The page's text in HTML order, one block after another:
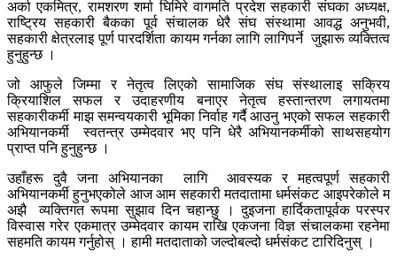
अर्का एकमित्र, रामशरण शर्मा घिमिरे वागमति प्रदेश सहकारी संघका अध्यक्ष,
राष्ट्रिय सहकारी बैकका पूर्व संचालक धेरै संघ संस्थामा आवद्ध अनुभवी,
सहकारी क्षेत्रलाइ पूर्ण पारदर्शिता कायम गर्नका लागि लागिपर्ने जुझारू व्यक्तित्व
हुनुहुन्छ ।
जो आफुले जिम्मा र नेतृत्व लिएको सामाजिक संघ संस्थालाइ सक्रिय
क्रियाशिल सफल र उदाहरणीय बनाएर नेतृत्व हस्तान्तरण लगायतमा
सहकारीकर्मी माझ समन्वयकारी भूमिका निर्वाह गर्दै आउनु भएको सफल सहकारी
अभियानकर्मी स्वतन्त्र उम्मेदवार भए पनि धेरै अभियानकर्मीको साथसहयोग
प्राप्त पनि हुनुहुन्छ ।
उहाँहरू दुवै जना अभियानका लागि आवस्यक र महत्वपूर्ण सहकारी
अभियानकर्मी हुनुभएकोले आज आम सहकारी मतदातामा धर्मसंकट आइपरेकोले म
अझै व्यक्तिगत रूपमा सुझाव दिन चहान्छु । दुइजना हार्दिकतापूर्वक परस्पर
विस्वास गरेर एकमात्र उम्मेदवार कायम राखि एकजना विज्ञ संचालकमा रहनेमा
सहमति कायम गर्नुहोस् । हामी मतदाताको जल्दोबल्दो धर्मसंकट टारिदिनुस् ।